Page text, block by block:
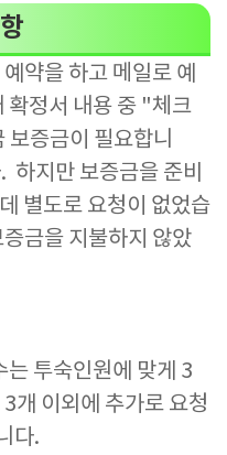
약을 하고 메일로 예
확정서 내용 중 "체크
증금이 필요합니
지만 보증금을 준비
별도로 요청이 없었습
금을 지불하지 않았
는 투숙인원에 맞게 3
개 이외에 추가로 요청
다.